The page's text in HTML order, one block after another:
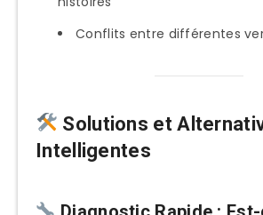
Conflits entre différentes
Solutions et
Intelligentes